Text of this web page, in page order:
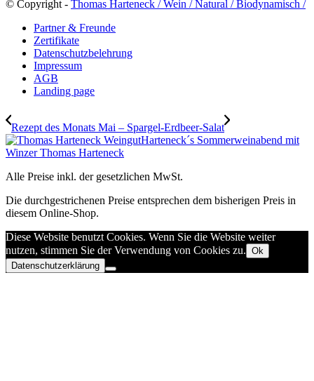
© Copyright - Thomas Harteneck / Wein / Natural / Biodynamisch /
Partner & Freunde
Zertifikate
Datenschutzbelehrung
Impressum
AGB
Landing page
Rezept des Monats Mai – Spargel-Erdbeer-Salat
Harteneck´s Sommerweinabend mit
Winzer Thomas Harteneck
Alle Preise inkl. der gesetzlichen MwSt.
Die durchgestrichenen Preise entsprechen dem bisherigen Preis in
diesem Online-Shop.
Diese Website benutzt Cookies. Wenn Sie die Website weiter
nutzen, stimmen Sie der Verwendung von Cookies zu. Ok
Datenschutzerklärung